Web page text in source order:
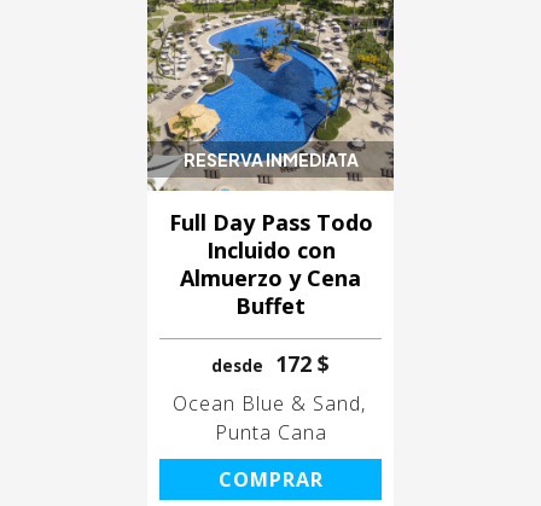
RESERVA INMEDIATA
Full Day Pass Todo
Incluido con
Almuerzo y Cena
Buffet
desde 172 $
Ocean Blue & Sand
Punta Cana
COMPRAR